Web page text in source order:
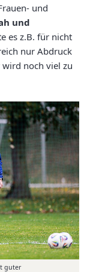
und
und
es z.B. für nicht
nur Abdruck
noch viel zu
guter